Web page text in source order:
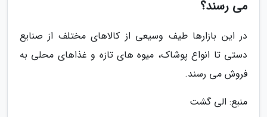
می رسند؟
در این بازارها طیف وسیعی از کالاهای مختلف از صنایع
دستی تا انواع پوشاک، میوه های تازه و غذاهای محلی به
فروش می رسند.
منبع: الی گشت